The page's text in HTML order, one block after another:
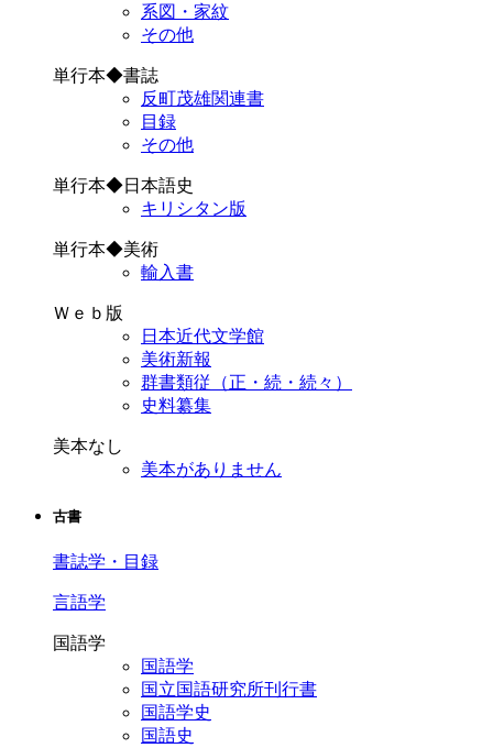
系図・家紋
その他
単行本◆書誌
反町茂雄関連書
目録
その他
単行本◆日本語史
キリシタン版
単行本◆美術
輸入書
Ｗｅｂ版
日本近代文学館
美術新報
群書類従（正・続・続々）
史料纂集
美本なし
美本がありません
古書
書誌学・目録
言語学
国語学
国語学
国立国語研究所刊行書
国語学史
国語史